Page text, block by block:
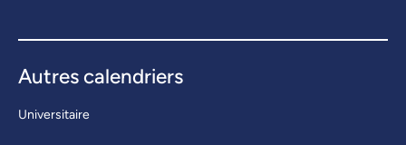
Autres calendriers
Universitaire